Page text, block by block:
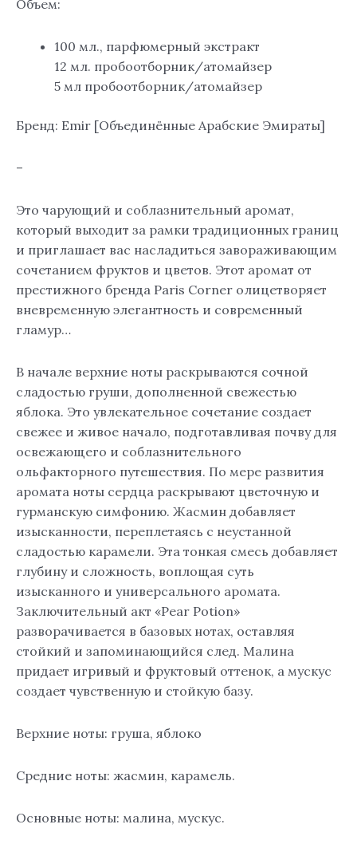
Объем:
100 мл., парфюмерный экстракт
12 мл. пробоотборник/атомайзер
5 мл пробоотборник/атомайзер
Бренд: Emir [Объединённые Арабские Эмираты]
–
Это чарующий и соблазнительный аромат,
который выходит за рамки традиционных границ
и приглашает вас насладиться завораживающим
сочетанием фруктов и цветов. Этот аромат от
престижного бренда Paris Corner олицетворяет
вневременную элегантность и современный
гламур…
В начале верхние ноты раскрываются сочной
сладостью груши, дополненной свежестью
яблока. Это увлекательное сочетание создает
свежее и живое начало, подготавливая почву для
освежающего и соблазнительного
ольфакторного путешествия. По мере развития
аромата ноты сердца раскрывают цветочную и
гурманскую симфонию. Жасмин добавляет
изысканности, переплетаясь с неустанной
сладостью карамели. Эта тонкая смесь добавляет
глубину и сложность, воплощая суть
изысканного и универсального аромата.
Заключительный акт «Pear Potion»
разворачивается в базовых нотах, оставляя
стойкий и запоминающийся след. Малина
придает игривый и фруктовый оттенок, а мускус
создает чувственную и стойкую базу.
Верхние ноты: груша, яблоко
Средние ноты: жасмин, карамель.
Основные ноты: малина, мускус.